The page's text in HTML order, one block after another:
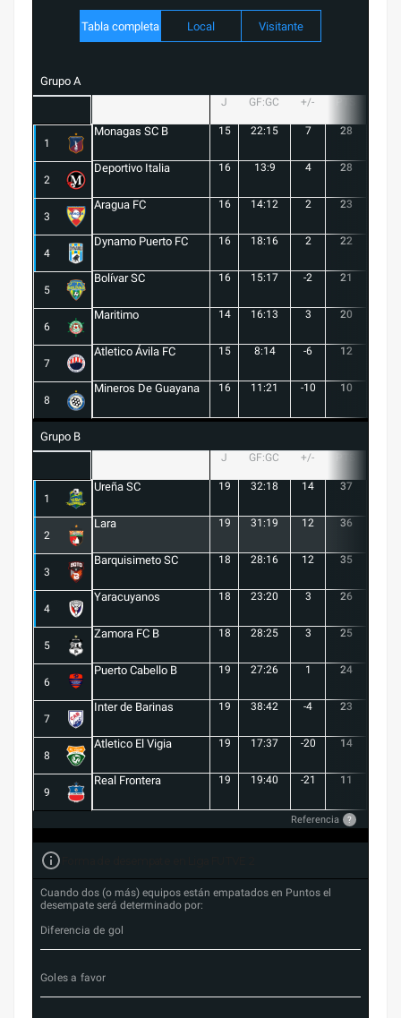
Tabla completa Local Visitante
Grupo A
J GF:GC +/-
1
Monagas SC B 15 22:15 7 28
2
Deportivo Italia 16 13:9 4 28
3
Aragua FC 16 14:12 2 23
4
Dynamo Puerto FC 16 18:16 2 22
5
Bolívar SC 16 15:17 -2 21
6
Maritimo 14 16:13 3 20
7
Atletico Ávila FC 15 8:14 -6 12
8
Mineros De Guayana 16 11:21 -10 10
Grupo B
J GF:GC +/-
1
Ureña SC 19 32:18 14 37
2
Lara 19 31:19 12 36
3
Barquisimeto SC 18 28:16 12 35
4
Yaracuyanos 18 23:20 3 26
5
Zamora FC B 18 28:25 3 25
6
Puerto Cabello B 19 27:26 1 24
7
Inter de Barinas 19 38:42 -4 23
8
Atletico El Vigia 19 17:37 -20 14
9
Real Frontera 19 19:40 -21 11
Referencia ?
Cuando dos (o más) equipos están empatados en Puntos el
desempate será determinado por:
Diferencia de gol
Goles a favor